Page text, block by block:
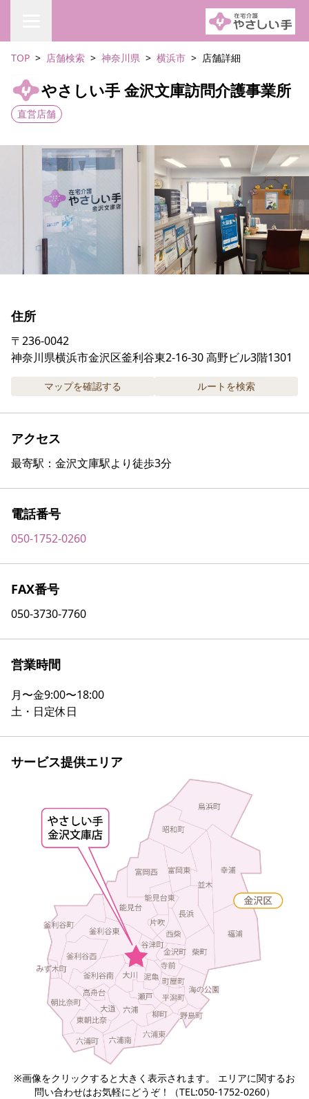
TOP 店舗検索 神奈川県 横浜市 店舗詳細
やさしい手 金沢文庫訪問介護事業所
直営店舗
住所
〒236-0042
神奈川県横浜市金沢区釜利谷東2-16-30 高野ビル3階1301
マップを確認する ルートを検索
アクセス
最寄駅：金沢文庫駅より徒歩3分
電話番号
050-1752-0260
FAX番号
050-3730-7760
営業時間
月〜金9:00〜18:00
土・日定休日
サービス提供エリア
※画像をクリックすると大きく表示されます。 エリアに関するお
問い合わせはお気軽にどうぞ！（TEL:050-1752-0260）